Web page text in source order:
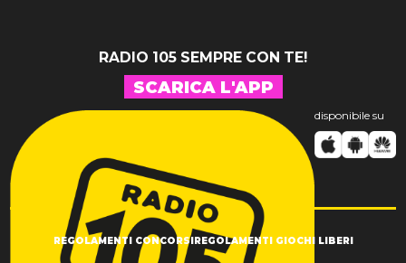
RADIO 105 SEMPRE CON TE!
SCARICA L'APP
disponibile su
REGOLAMENTI CONCORSI REGOLAMENTI GIOCHI LIBERI